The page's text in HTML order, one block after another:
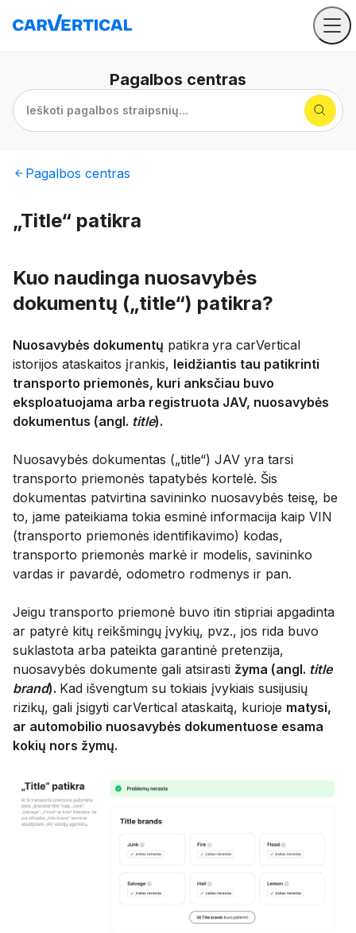
Pagalbos centras
Ieškoti pagalbos straipsnių...
Pagalbos centras
„Title“ patikra
Kuo naudinga nuosavybės
dokumentų („title“) patikra?
Nuosavybės dokumentų patikra yra carVertical
istorijos ataskaitos įrankis, leidžiantis tau patikrinti
transporto priemonės, kuri anksčiau buvo
eksploatuojama arba registruota JAV, nuosavybės
dokumentus (angl. title).
Nuosavybės dokumentas („title“) JAV yra tarsi
transporto priemonės tapatybės kortelė. Šis
dokumentas patvirtina savininko nuosavybės teisę, be
to, jame pateikiama tokia esminė informacija kaip VIN
(transporto priemonės identifikavimo) kodas,
transporto priemonės markė ir modelis, savininko
vardas ir pavardė, odometro rodmenys ir pan.
Jeigu transporto priemonė buvo itin stipriai apgadinta
ar patyrė kitų reikšmingų įvykių, pvz., jos rida buvo
suklastota arba pateikta garantinė pretenzija,
nuosavybės dokumente gali atsirasti žyma (angl. title
brand). Kad išvengtum su tokiais įvykiais susijusių
rizikų, gali įsigyti carVertical ataskaitą, kurioje matysi,
ar automobilio nuosavybės dokumentuose esama
kokių nors žymų.